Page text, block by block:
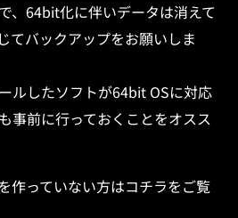
、64bit化に伴いデータは消えて
てバックアップをお願いしま
ルしたソフトが64bit OSに対応
事前に行っておくことをオスス
作っていない方はコチラをご覧